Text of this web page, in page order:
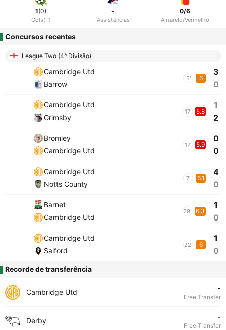
1(0)
Gols(P)
-
Assistências
0/6
Amarelo/Vermelho
Concursos recentes
League Two (4ª Divisão)
Cambridge Utd
Barrow
5' 6
3
0
Cambridge Utd
Grimsby
17' 5.8
1
2
Bromley
Cambridge Utd
17' 5.9
0
0
Cambridge Utd
Notts County
7' 6.1
4
0
Barnet
Cambridge Utd
29' 6.3
1
0
Cambridge Utd
Salford
22' 6
1
0
Recorde de transferência
Cambridge Utd -
Free Transfer
Derby -
Free Transfer